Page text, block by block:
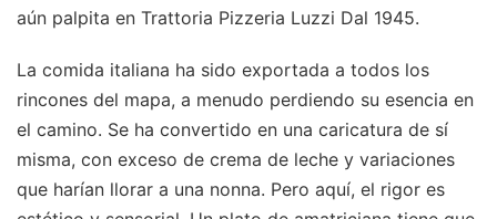
aún palpita en Trattoria Pizzeria Luzzi Dal 1945.
La comida italiana ha sido exportada a todos los
rincones del mapa, a menudo perdiendo su esencia en
el camino. Se ha convertido en una caricatura de sí
misma, con exceso de crema de leche y variaciones
que harían llorar a una nonna. Pero aquí, el rigor es